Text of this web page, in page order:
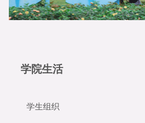
学院生活
学生组织